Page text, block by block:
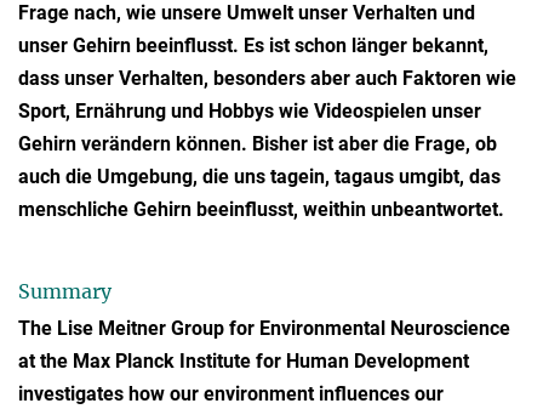
Frage nach, wie unsere Umwelt unser Verhalten und
unser Gehirn beeinflusst. Es ist schon länger bekannt,
dass unser Verhalten, besonders aber auch Faktoren wie
Sport, Ernährung und Hobbys wie Videospielen unser
Gehirn verändern können. Bisher ist aber die Frage, ob
auch die Umgebung, die uns tagein, tagaus umgibt, das
menschliche Gehirn beeinflusst, weithin unbeantwortet.
Summary
The Lise Meitner Group for Environmental Neuroscience
at the Max Planck Institute for Human Development
investigates how our environment influences our